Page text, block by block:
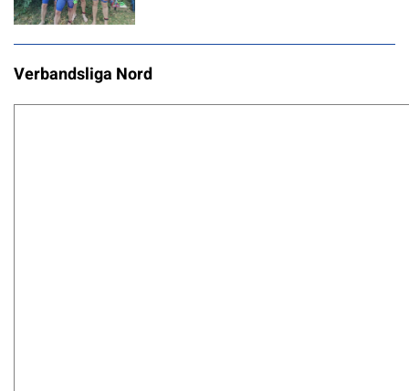
Verbandsliga Nord